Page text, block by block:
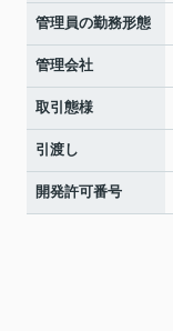
管理員の勤務形態
管理会社
取引態様
引渡し
開発許可番号